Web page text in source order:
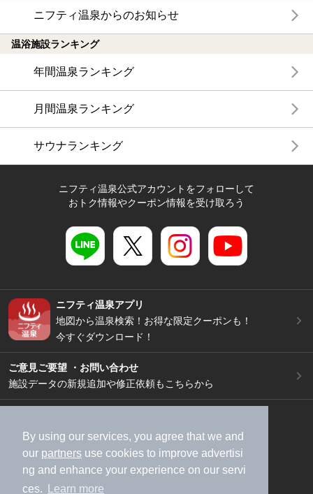
By using our services, you agree that we and
our partners use cookies to improve advertisi
ng and enhance your experience on our servi
ces.
Learn more
ニフティ温泉からのお知らせ
温浴施設ランキング
年間温泉ランキング
月間温泉ランキング
サウナランキング
ニフティ温泉公式アカウントをフォローして
おトク情報やクーポン情報を受け取ろう
ニフティ温泉アプリ
地図から温泉検索！お得な限定クーポンも！
今すぐダウンロード！
ご意見ご要望 ・お問い合わせ
施設データの新規追加や修正依頼もこちらから
加盟店募集（資料請求）
広告出稿のご案内
利用規約
ライフスタイルMEMBERS+規約
特定商取引法に基づく表記
ヘルプ
採用情報